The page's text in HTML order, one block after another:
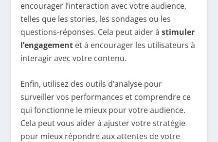
encourager l’interaction avec votre audience,
telles que les stories, les sondages ou les
questions-réponses. Cela peut aider àstimuler
l’engagement et à encourager les utilisateurs à
interagir avec votre contenu.
Enfin, utilisez des outils d’analyse pour
surveiller vos performances et comprendre ce
qui fonctionne le mieux pour votre audience.
Cela peut vous aider à ajuster votre stratégie
pour mieux répondre aux attentes de votre